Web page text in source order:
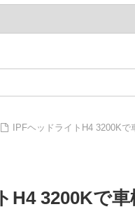
IPFヘッドライトH4 3200K
H4 3200Kで